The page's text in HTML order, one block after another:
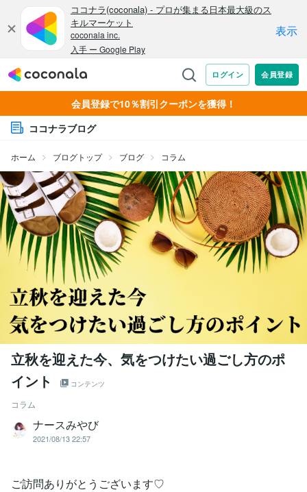
会員登録で10％割引クーポンを獲得！
ココナラブログ
ホーム ブログトップ ブログ コラム
立秋を迎えた今、気をつけたい過ごし方のポ
イント
コンテンツ
コラム
ナースみやび
2021/08/13 22:57
ご訪問ありがとうございます♡